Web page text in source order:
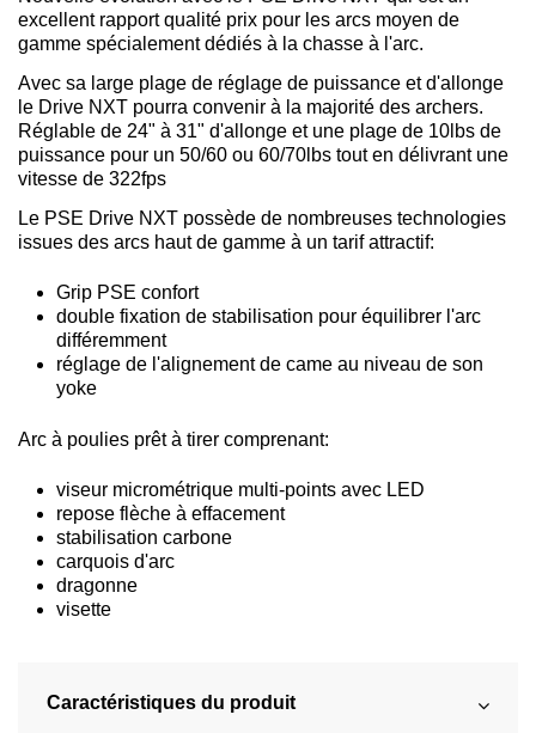
excellent rapport qualité prix pour les arcs moyen de
gamme spécialement dédiés à la chasse à l'arc.
Avec sa large plage de réglage de puissance et d'allonge
le Drive NXT pourra convenir à la majorité des archers.
Réglable de 24" à 31" d'allonge et une plage de 10lbs de
puissance pour un 50/60 ou 60/70lbs tout en délivrant une
vitesse de 322fps
Le PSE Drive NXT possède de nombreuses technologies
issues des arcs haut de gamme à un tarif attractif:
Grip PSE confort
double fixation de stabilisation pour équilibrer l'arc
différemment
réglage de l'alignement de came au niveau de son
yoke
Arc à poulies prêt à tirer comprenant:
viseur micrométrique multi-points avec LED
repose flèche à effacement
stabilisation carbone
carquois d'arc
dragonne
visette
Caractéristiques du produit